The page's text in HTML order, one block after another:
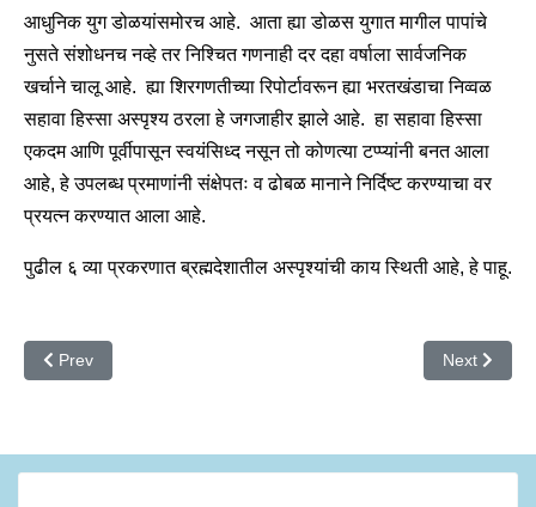
आधुनिक युग डोळयांसमोरच आहे. आता ह्या डोळस युगात मागील पापांचे
नुसते संशोधनच नव्हे तर निश्चित गणनाही दर दहा वर्षाला सार्वजनिक
खर्चाने चालू आहे. ह्या शिरगणतीच्या रिपोर्टावरून ह्या भरतखंडाचा निव्वळ
सहावा हिस्सा अस्पृश्य ठरला हे जगजाहीर झाले आहे. हा सहावा हिस्सा
एकदम आणि पूर्वीपासून स्वयंसिध्द नसून तो कोणत्या टप्प्यांनी बनत आला
आहे, हे उपलब्ध प्रमाणांनी संक्षेपतः व ढोबळ मानाने निर्दिष्ट करण्याचा वर
प्रयत्न करण्यात आला आहे.
पुढील ६ व्या प्रकरणात ब्रह्मदेशातील अस्पृश्यांची काय स्थिती आहे, हे पाहू.
Previous article: अस्पृश्योध्दाराच्या मार्गातील धोंड*
Prev Next article:
Next